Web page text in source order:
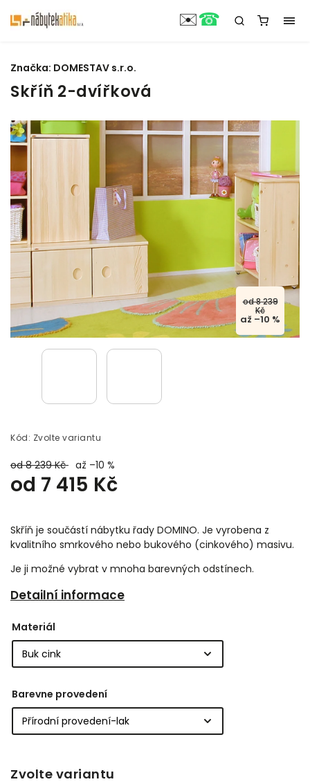
Skříň 2-dvířková
od 8 239
Kč
až –10 %
Kód: Zvolte variantu
od 8 239 Kč až –10 %
od 7 415 Kč
Skříň je součástí nábytku řady DOMINO. Je vyrobena z
kvalitního smrkového nebo bukového (cinkového) masivu.
Je ji možné vybrat v mnoha barevných odstínech.
Detailní informace
Značka: DOMESTAV s.r.o.
Materiál
Barevne provedení
Zvolte variantu
✉️☎